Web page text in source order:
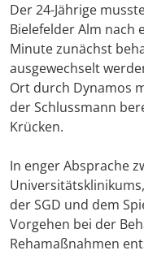
Der 24-Jährige
Bielefelder Alm nach
Minute zunächst
ausgewechselt
Ort durch Dynamos
der Schlussmann
Krücken.
In enger Absprache
der SGD und dem
Vorgehen bei der
Rehamaßnahmen